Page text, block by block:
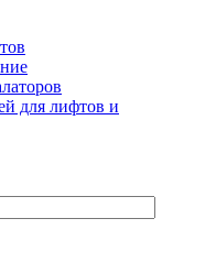
для лифтов и